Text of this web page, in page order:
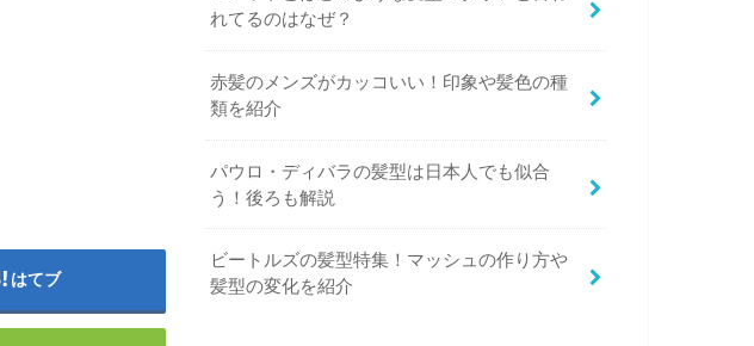
はてブ
れてるのはなぜ？
赤髪のメンズがカッコいい！印象や髪色の種
類を紹介
パウロ・ディバラの髪型は日本人でも似合
う！後ろも解説
ビートルズの髪型特集！マッシュの作り方や
髪型の変化を紹介